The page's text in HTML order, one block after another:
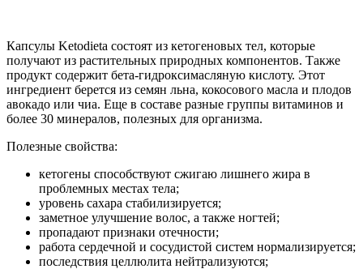
Капсулы Ketodieta состоят из кетогеновых тел, которые
получают из растительных природных компонентов. Также
продукт содержит бета-гидроксимасляную кислоту. Этот
ингредиент берется из семян льна, кокосового масла и плодов
авокадо или чиа. Еще в составе разные группы витаминов и
более 30 минералов, полезных для организма.
Полезные свойства:
кетогены способствуют сжигаю лишнего жира в
проблемных местах тела;
уровень сахара стабилизируется;
заметное улучшение волос, а также ногтей;
пропадают признаки отечности;
работа сердечной и сосудистой систем нормализируется;
последствия целлюлита нейтрализуются;